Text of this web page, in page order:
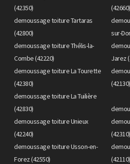
(42350)
(42660)
demoussage toiture Tartaras
(42800)
sur-
demoussage toiture Thélis-la-
Combe (42220)
Jarez
demoussage toiture La Tourette
(42380)
(42130)
demoussage toiture La Tuilière
(42830)
demoussage toiture Unieux
(42240)
(42310)
demoussage toiture Usson-en-
Forez (42550)
(42110)